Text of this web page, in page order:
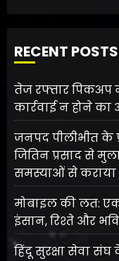
RECENT POSTS
तेज रफ्तार पिकअप
कार्रवाई न होने का
जनपद पीलीभीत के
जितिन प्रसाद से
समस्याओं से
मोबाइल की लत: एक
इंसान, रिश्ते और
हिंदू सुरक्षा सेवा संघ